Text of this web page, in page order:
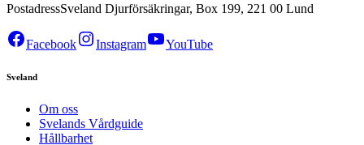
PostadressSveland Djurförsäkringar, Box 199, 221 00 Lund
Facebook Instagram YouTube
Sveland
Om oss
Svelands Vårdguide
Hållbarhet